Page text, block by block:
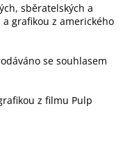
sběratelských a
grafikou z amerického
se souhlasem
z filmu Pulp